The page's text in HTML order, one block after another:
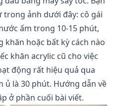
ảnh dưới đây: cô gái
ấm trong 10-15 phút,
khăn hoặc bất kỳ cách nào
khăn acrylic cũ cho việc
động rất hiệu quả qua
ủ là 30 phút. Hướng dẫn về
ở phần cuối bài viết.